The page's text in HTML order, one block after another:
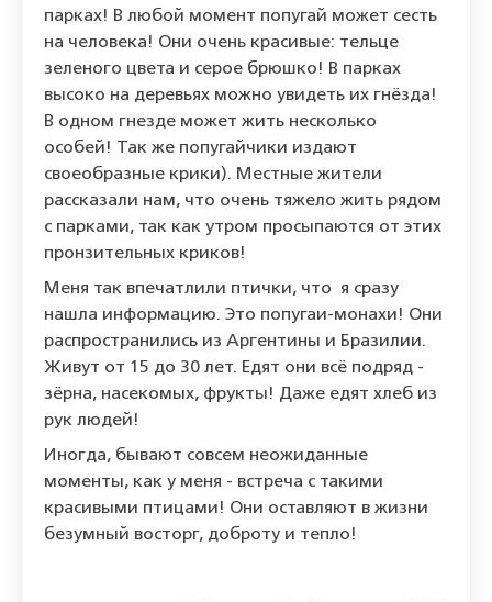
парках! В любой момент попугай может сесть
на человека! Они очень красивые: тельце
зеленого цвета и серое брюшко! В парках
высоко на деревьях можно увидеть их гнёзда!
В одном гнезде может жить несколько
особей! Так же попугайчики издают
своеобразные крики). Местные жители
рассказали нам, что очень тяжело жить рядом
с парками, так как утром просыпаются от этих
пронзительных криков!
Меня так впечатлили птички, что я сразу
нашла информацию. Это попугаи-монахи! Они
распространились из Аргентины и Бразилии.
Живут от 15 до 30 лет. Едят они всё подряд -
зёрна, насекомых, фрукты! Даже едят хлеб из
рук людей!
Иногда, бывают совсем неожиданные
моменты, как у меня - встреча с такими
красивыми птицами! Они оставляют в жизни
безумный восторг, доброту и тепло!